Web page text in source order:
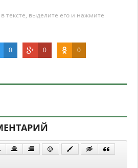
тексте, выделите его и нажмите
0 0 0